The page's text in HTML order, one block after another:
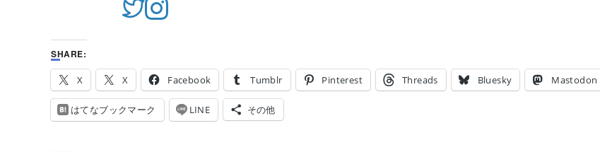
SHARE:
X X Facebook Tumblr Pinterest Threads Bluesky Mastodon
はてなブックマーク LINE その他